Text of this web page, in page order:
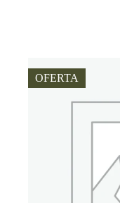
OFERTA